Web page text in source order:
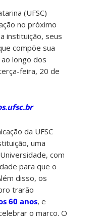
(UFSC)
no próximo
instituição, seus
compõe sua
longo dos
feira, 20 de
da UFSC
uma
com
para que o
disso, os
trarão
60 anos, e
o marco. O